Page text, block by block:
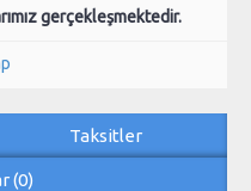
gerçekleşmektedir.
Taksitler
(0)